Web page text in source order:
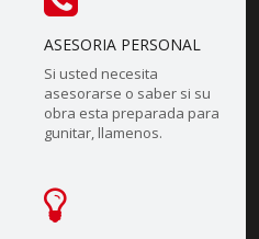
ASESORIA PERSONAL
Si usted necesita
asesorarse o saber si su
obra esta preparada para
gunitar, llamenos.